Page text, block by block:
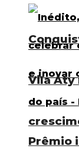
Prêmio
Vila Aty